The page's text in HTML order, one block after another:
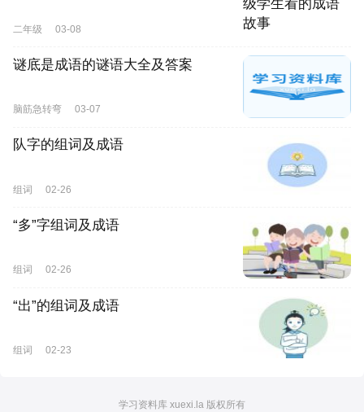
二年级 03-08
谜底是成语的谜语大全及答案
脑筋急转弯 03-07
队字的组词及成语
组词 02-26
“多”字组词及成语
组词 02-26
“出”的组词及成语
组词 02-23
学习资料库 xuexi.la 版权所有